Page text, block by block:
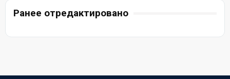
Ранее отредактировано